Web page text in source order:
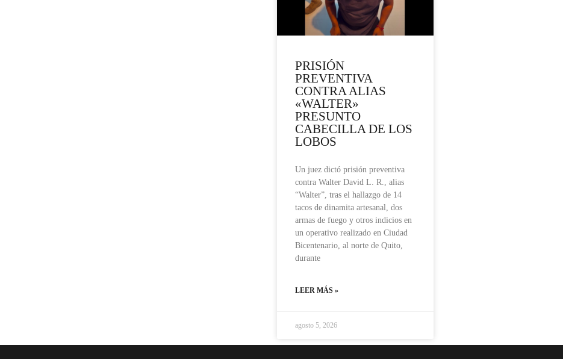
PRISIÓN
PREVENTIVA
CONTRA ALIAS
«WALTER»
PRESUNTO
CABECILLA DE LOS
LOBOS
Un juez dictó prisión preventiva
contra Walter David L. R., alias
“Walter”, tras el hallazgo de 14
tacos de dinamita artesanal, dos
armas de fuego y otros indicios en
un operativo realizado en Ciudad
Bicentenario, al norte de Quito,
durante
LEER MÁS »
agosto 5, 2026